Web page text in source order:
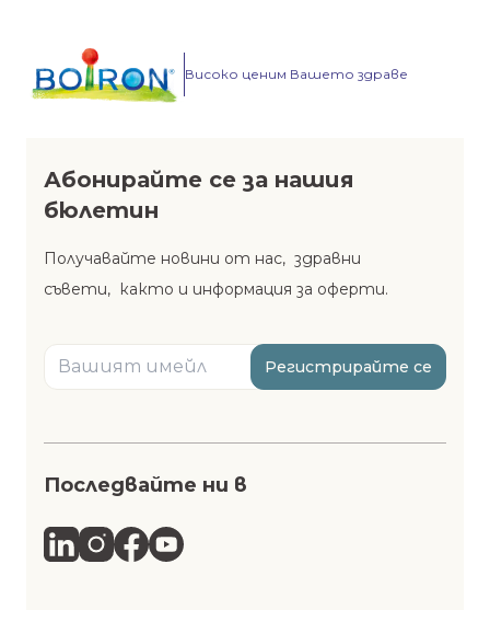
Високо ценим Вашето здраве
Абонирайте се за нашия
бюлетин
Получавайте новини от нас, здравни
съвети, както и информация за оферти.
Регистрирайте се
Последвайте ни в